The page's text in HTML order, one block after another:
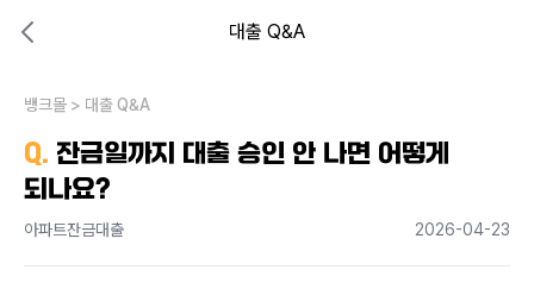
대출 Q&A
내 상황엔 어떤 방법이 있을까?
뱅크몰 > 대출 Q&A
Q. 잔금일까지 대출 승인 안 나면 어떻게
되나요?
아파트잔금대출 2026-04-23